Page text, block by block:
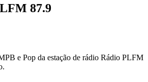
87.9
e Pop da estação de rádio Rádio PLFM